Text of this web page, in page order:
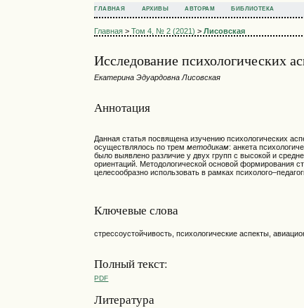
ГЛАВНАЯ АРХИВЫ АВТОРАМ БИБЛИОТЕКА
Главная >Том 4, № 2 (2021) >Лисовская
Исследование психологических
Екатерина Эдуардовна Лисовская
Аннотация
Данная статья посвящена изучению психологических
осуществлялось по тремметодикам: анкета
было выявлено различие у двух групп с высокой и
ориентаций. Методологической основой формирования
целесообразно использовать в рамках
Ключевые слова
стрессоустойчивость, психологические аспекты,
Полный текст:
PDF
Литература